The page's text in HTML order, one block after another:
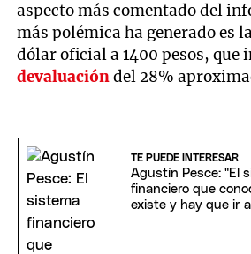
aspecto más comentado del
más polémica ha generado es
dólar oficial a 1400 pesos, que
devaluacióndel 28%
TE PUEDE INTERESAR
Agustín Pesce: "El
financiero que
existe y hay que ir